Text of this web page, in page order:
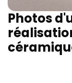
Photos